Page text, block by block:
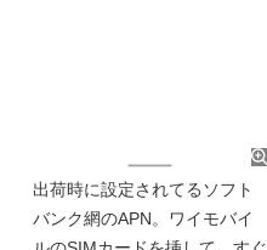
出荷時に設定されてるソフト
バンク網のAPN。ワイモバイ